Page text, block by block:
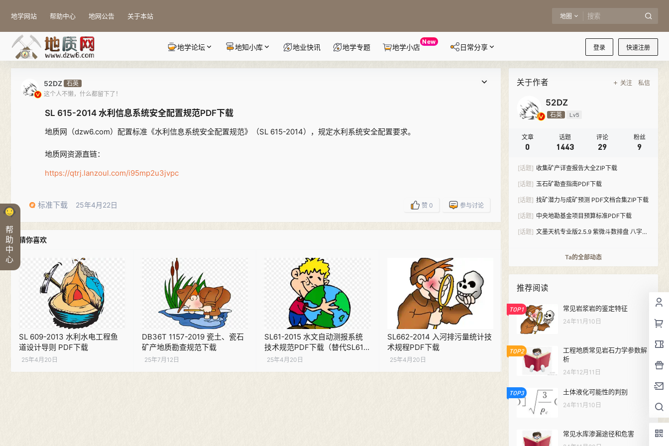
帮
助
中
心
地学网站 帮助中心 地网公告 关于本站 地圈
登录 快速注册
地学论坛 地知小库 地业快讯 地学专题 地学小店
New
日常分享
52DZ 石英
这个人不懒，什么都留下了！
SL 615-2014 水利信息系统安全配置规范PDF下载
地质网（dzw6.com）配置标准《水利信息系统安全配置规范》（SL 615-2014），规定水利系统安全配置要求。
地质网资源直链：
https://qtrj.lanzoul.com/i95mp2u3jvpc
标准下载 25年4月22日 赞 0 参与讨论
猜你喜欢
SL 609-2013 水利水电工程鱼
道设计导则 PDF下载
25年4月20日
DB36T 1157-2019 瓷土、瓷石
矿产地质勘查规范下载
25年7月12日
SL61-2015 水文自动测报系统
技术规范PDF下载（替代SL61-
2003）
25年4月20日
SL662-2014 入河排污量统计技
术规程PDF下载
25年4月20日
关于作者 关注 私信
52DZ
石英 Lv5
文章
0
话题
1443
评论
29
粉丝
9
[话题] 收集矿产详查报告大全ZIP下载
[话题] 玉石矿勘查指南PDF下载
[话题] 找矿潜力与成矿预测 PDF文档合集ZIP下载
[话题] 中央地勘基金项目预算标准PDF下载
[话题] 文墨天机专业版2.5.9 紫微斗数排盘 八字算
Ta的全部动态
推荐阅读
TOP1 常见岩浆岩的鉴定特征
24年11月10日
TOP2
工程地质常见岩石力学参数解
析
24年12月11日
TOP3 土体液化可能性的判别
24年11月10日
常见水库渗漏途径和危害